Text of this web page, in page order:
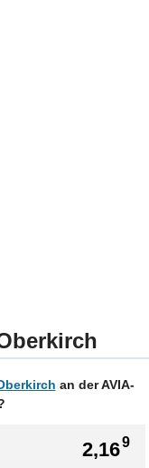
an der AVIA-
2,169